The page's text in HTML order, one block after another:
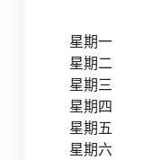
星期一
星期二
星期三
星期四
星期五
星期六